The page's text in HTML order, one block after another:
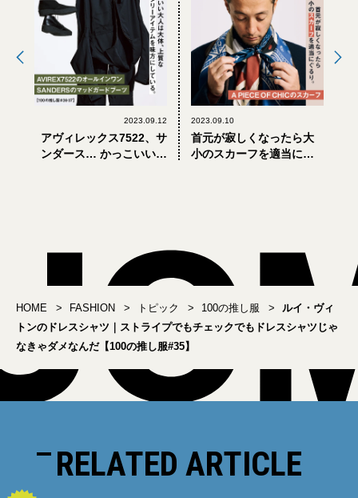
2023.09.12
アヴィレックス7522、サ
ンダース… かっこいい大
2023.09.10
首元が寂しくなったら大
小のスカーフを適当にぐ
HOME FASHION トピック 100の推し服
ルイ・ヴィ
トンのドレスシャツ｜ストライプでもチェックでもドレスシャツじゃ
なきゃダメなんだ【100の推し服#35】
RELATED ARTICLE